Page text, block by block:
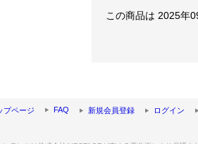
この商品は 2025年
プページ FAQ 新規会員登録 ログイン